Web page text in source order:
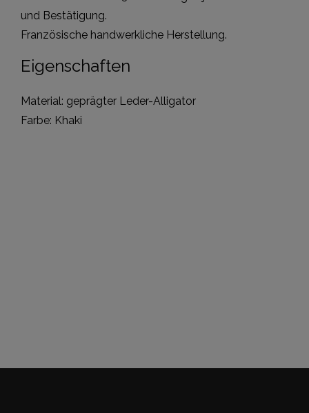
und Bestätigung.
Französische handwerkliche Herstellung.
Eigenschaften
Material: geprägter Leder-Alligator
Farbe: Khaki